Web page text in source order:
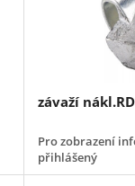
závaží
Pro zobrazení
přihlášený